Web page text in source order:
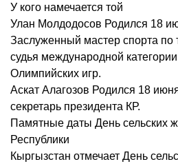
У кого намечается той
Улан Молдодосов Родился 18
Заслуженный мастер спорта по
судья международной
Олимпийских игр.
Аскат Алагозов Родился 18
секретарь президента КР.
Памятные даты День сельских
Республики
Кыргызстан отмечает День